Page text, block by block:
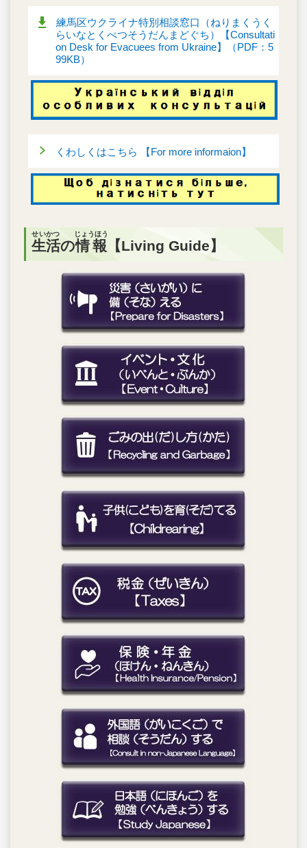
練馬区ウクライナ特別相談窓口（ねりまくうく
らいなとくべつそうだんまどぐち）【Consultati
on Desk for Evacuees from Ukraine】（PDF：5
99KB）
くわしくはこちら 【For more informaion】
生活
せいかつ
の情報
じょうほう
【Living Guide】